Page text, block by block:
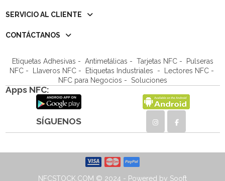
SERVICIO AL CLIENTE
CONTÁCTANOS
Etiquetas Adhesivas - Antimetálicas - Tarjetas NFC-
Pulseras
NFC- Llaveros NFC- Etiquetas Industriales - Lectores NFC-
NFC para Negocios - Soluciones
Apps NFC:
SÍGUENOS
NFCSTOCK.COM © 2024 - Powered by Sooft